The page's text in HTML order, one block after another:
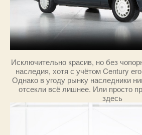
Исключительно красив, но без
наследия, хотя с учётом Century
Однако в угоду рынку наследники
отсекли всё лишнее. Или просто
здесь